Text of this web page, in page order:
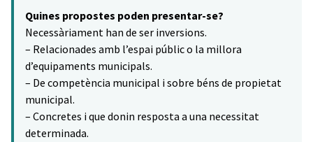
−
Quines propostes poden presentar-se?
Necessàriament han de ser inversions.
– Relacionades amb l’espai públic o la millora
d’equipaments municipals.
– De competència municipal i sobre béns de propietat
municipal.
– Concretes i que donin resposta a una necessitat
determinada.